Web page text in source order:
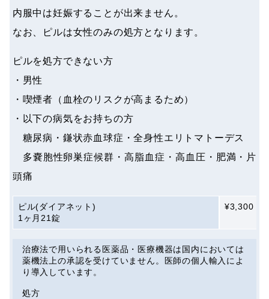
内服中は妊娠することが出来ません。
なお、ピルは女性のみの処方となります。
ピルを処方できない方
・男性
・喫煙者（血栓のリスクが高まるため）
・以下の病気をお持ちの方
糖尿病・鎌状赤血球症・全身性エリトマトーデス
多嚢胞性卵巣症候群・高脂血症・高血圧・肥満・片
頭痛
ピル(ダイアネット)
1ヶ月21錠
¥3,300
治療法で用いられる医薬品・医療機器は国内においては
薬機法上の承認を受けていません。医師の個人輸入によ
り導入しています。
処方